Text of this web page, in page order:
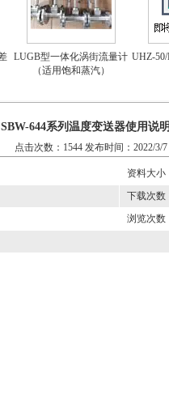
LUGB型一体化涡街流量计
（适用饱和蒸汽）
UHZ-50/
SBW-644系列温度变送器使用说
点击次数：1544 发布时间：2022/3/7
资料大小
下载次数
浏览次数